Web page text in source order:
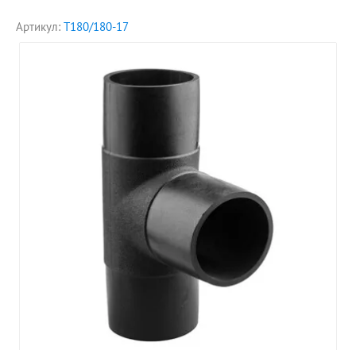
Артикул: T180/180-17